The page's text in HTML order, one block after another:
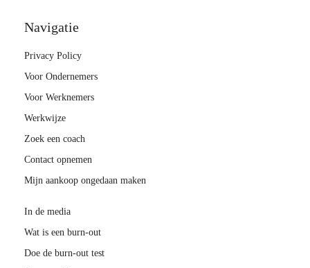
Navigatie
Privacy Policy
Voor Ondernemers
Voor Werknemers
Werkwijze
Zoek een coach
Contact opnemen
Mijn aankoop ongedaan maken
In de media
Wat is een burn-out
Doe de burn-out test